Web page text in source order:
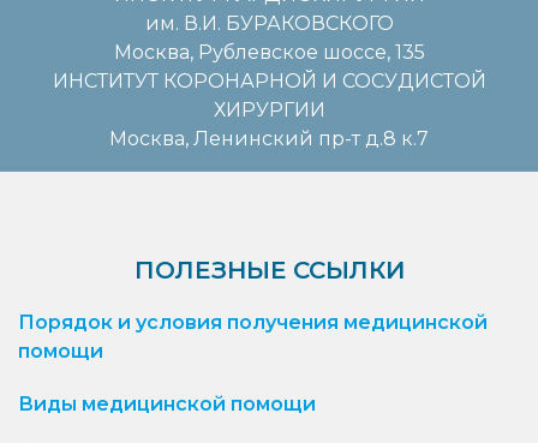
им. В.И. БУРАКОВСКОГО
Москва, Рублевское шоссе, 135
ИНСТИТУТ КОРОНАРНОЙ И СОСУДИСТОЙ
ХИРУРГИИ
Москва, Ленинский пр-т д.8 к.7
ПОЛЕЗНЫЕ ССЫЛКИ
Порядок и условия получения медицинской
помощи
Виды медицинской помощи